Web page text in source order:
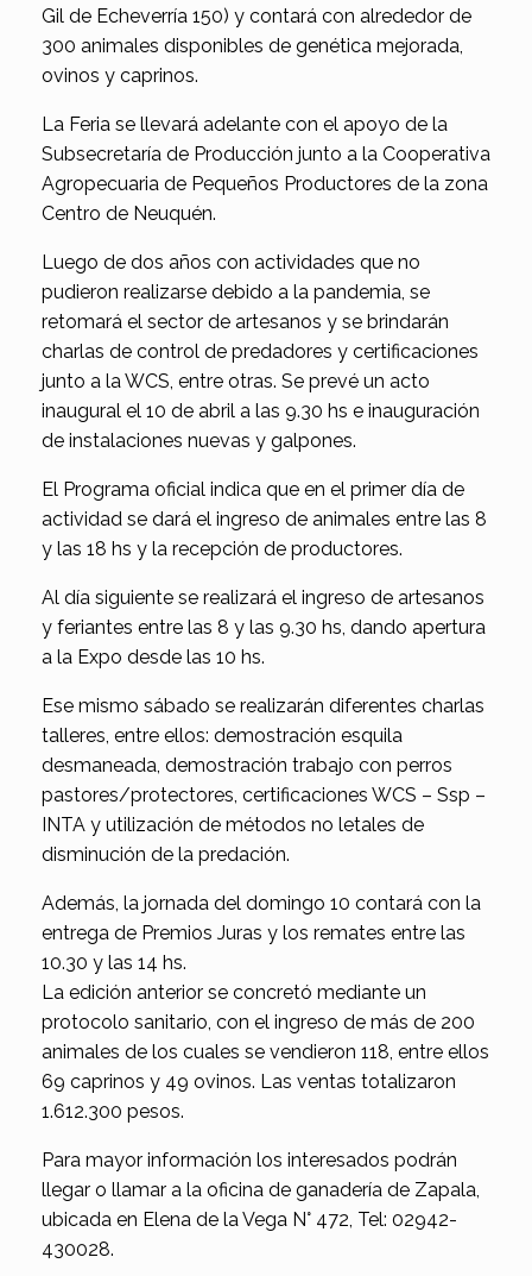
Gil de Echeverría 150) y contará con alrededor de
300 animales disponibles de genética mejorada,
ovinos y caprinos.
La Feria se llevará adelante con el apoyo de la
Subsecretaría de Producción junto a la Cooperativa
Agropecuaria de Pequeños Productores de la zona
Centro de Neuquén.
Luego de dos años con actividades que no
pudieron realizarse debido a la pandemia, se
retomará el sector de artesanos y se brindarán
charlas de control de predadores y certificaciones
junto a la WCS, entre otras. Se prevé un acto
inaugural el 10 de abril a las 9.30 hs e inauguración
de instalaciones nuevas y galpones.
El Programa oficial indica que en el primer día de
actividad se dará el ingreso de animales entre las 8
y las 18 hs y la recepción de productores.
Al día siguiente se realizará el ingreso de artesanos
y feriantes entre las 8 y las 9.30 hs, dando apertura
a la Expo desde las 10 hs.
Ese mismo sábado se realizarán diferentes charlas
talleres, entre ellos: demostración esquila
desmaneada, demostración trabajo con perros
pastores/protectores, certificaciones WCS – Ssp –
INTA y utilización de métodos no letales de
disminución de la predación.
Además, la jornada del domingo 10 contará con la
entrega de Premios Juras y los remates entre las
10.30 y las 14 hs.
La edición anterior se concretó mediante un
protocolo sanitario, con el ingreso de más de 200
animales de los cuales se vendieron 118, entre ellos
69 caprinos y 49 ovinos. Las ventas totalizaron
1.612.300 pesos.
Para mayor información los interesados podrán
llegar o llamar a la oficina de ganadería de Zapala,
ubicada en Elena de la Vega N° 472, Tel: 02942-
430028.